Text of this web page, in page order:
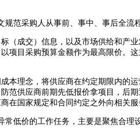
范采购人从事前、事中、事后全流
（成交）信息，以及市场供给和产
项目采购预算金额作为最高限价。
本理念，将供应商在约定期限内的
范供应商前期先低报价拿项目，后
在国家规定和合同约定之外向相关服
低价的工作任务，主要是聚焦合理